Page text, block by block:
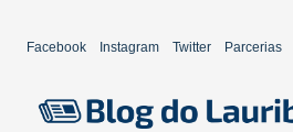
Facebook Instagram Twitter Parcerias